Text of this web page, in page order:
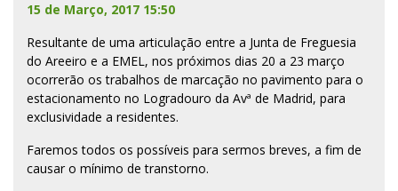
15 de Março, 2017 15:50
Resultante de uma articulação entre a Junta de Freguesia
do Areeiro e a EMEL, nos próximos dias 20 a 23 março
ocorrerão os trabalhos de marcação no pavimento para o
estacionamento no Logradouro da Avª de Madrid, para
exclusividade a residentes.
Faremos todos os possíveis para sermos breves, a fim de
causar o mínimo de transtorno.